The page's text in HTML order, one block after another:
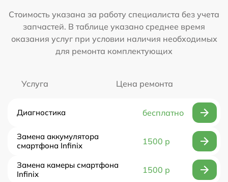
Стоимость указана за работу специалиста без учета
запчастей. В таблице указано среднее время
оказания услуг при условии наличия необходимых
для ремонта комплектующих
Услуга Цена ремонта
Диагностика бесплатно
Замена аккумулятора
смартфона Infinix
1500 р
Замена камеры смартфона
Infinix
1500 р